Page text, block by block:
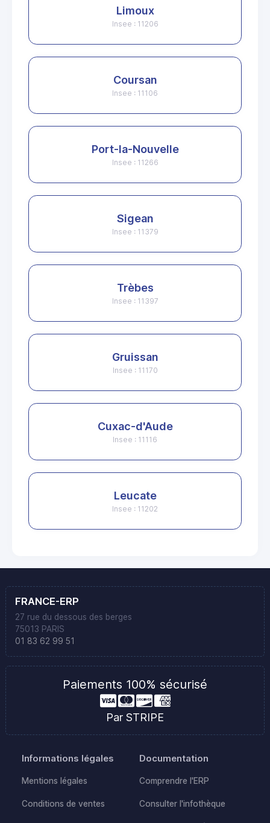
Limoux
Insee : 11206
Coursan
Insee : 11106
Port-la-Nouvelle
Insee : 11266
Sigean
Insee : 11379
Trèbes
Insee : 11397
Gruissan
Insee : 11170
Cuxac-d'Aude
Insee : 11116
Leucate
Insee : 11202
FRANCE-ERP
27 rue du dessous des berges
75013 PARIS
01 83 62 99 51
Paiements 100% sécurisé
Par STRIPE
Informations légales
Mentions légales
Conditions de ventes
Documentation
Comprendre l'ERP
Consulter l'infothèque